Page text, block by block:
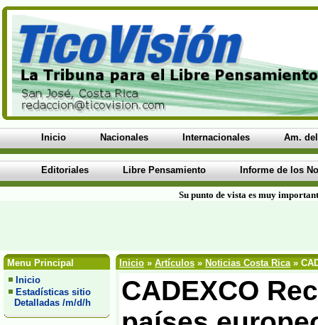
Inicio Nacionales Internacionales Am.
Editoriales Libre Pensamiento Informe de los
Su punto de vista es muy
Menu Principal
Inicio
Estadísticas sitio
Detalladas /m/d/h
Inicio » Artículos » Noticias Costa Rica»
CADEXCO